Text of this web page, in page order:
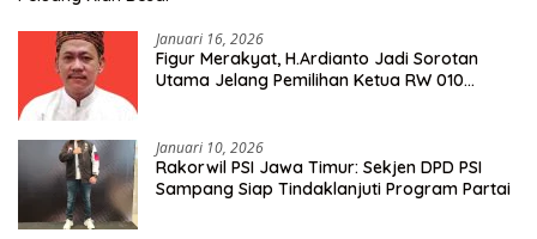
Januari 16, 2026
Figur Merakyat, H.Ardianto Jadi Sorotan
Utama Jelang Pemilihan Ketua RW 010
Januari 10, 2026
Rakorwil PSI Jawa Timur: Sekjen DPD PSI
Sampang Siap Tindaklanjuti Program Partai